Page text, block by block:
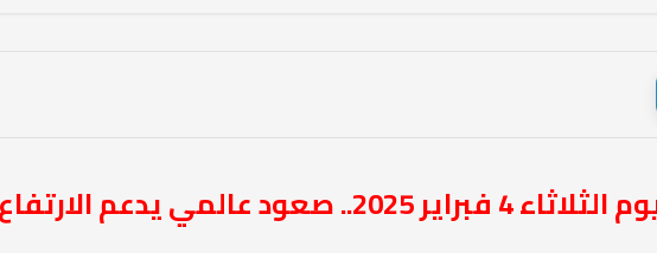
أسعار الذهب في مصر اليوم الثلاثاء 4 فبراير 2025.. صعود عالمي يدعم الارتفاع